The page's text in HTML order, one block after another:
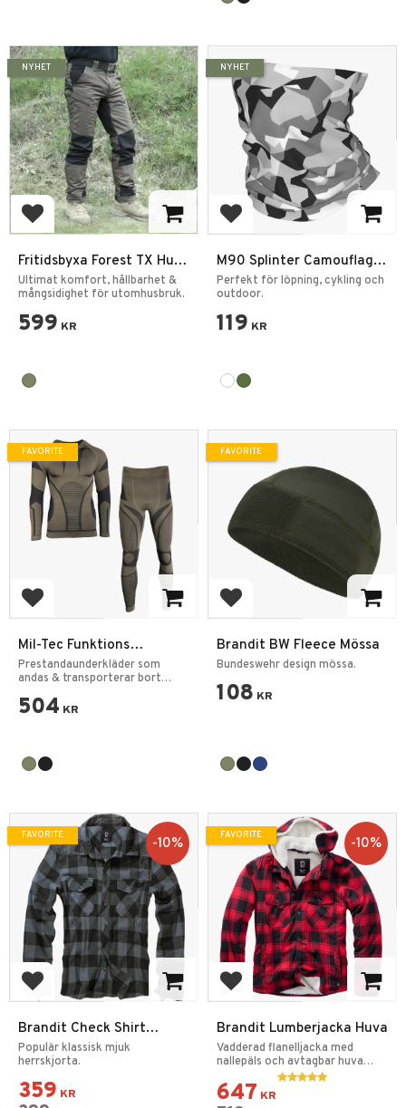
Add to favorites
Fritidsbyxa Forest TX Hunt
Unisex
Ultimat komfort, hållbarhet &
mångsidighet för utomhusbruk.
599 KR
NYHET
Add to favorites
M90 Splinter Camouflage
Halsduk Multifunktionell
Neck Gaiter
Perfekt för löpning, cykling och
outdoor.
119 KR
NYHET
Add to favorites
Mil-Tec Funktions
Underställ Performance
4-vägs stretch
Prestandaunderkläder som
andas & transporterar bort
504 KR
FAVORITE
Add to favorites
Brandit BW Fleece Mössa
Bundeswehr design mössa.
108 KR
FAVORITE
Add to favorites
Brandit Check Shirt
Flanellskjorta
Populär klassisk mjuk
herrskjorta.
359 KR
10%
FAVORITE
Add to favorites
Brandit Lumberjacka Huva
Vadderad flanelljacka med
nallepäls och avtagbar huva
med dragsko.
647 KR
10%
FAVORITE